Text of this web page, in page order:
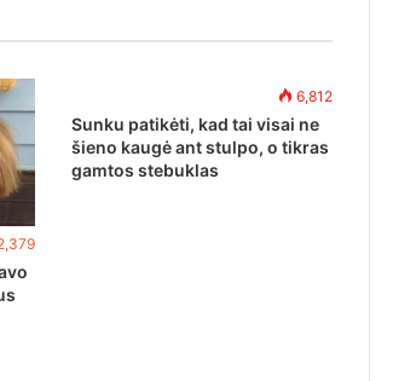
6,812
Sunku patikėti, kad tai visai ne
šieno kaugė ant stulpo, o tikras
gamtos stebuklas